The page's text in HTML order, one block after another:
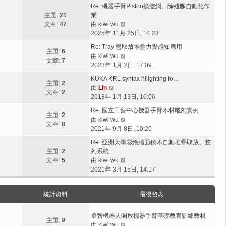
後
主題: 21
文章: 47
Re: 機器手臂Piston換濾網、除殘膠自動化作
業
由 kiwi wu
視
後
表
2025年 11月 25日, 14:23
主題: 6
文章: 7
Re: Tray 盤取放堆疊力覺感知應用
由 kiwi wu
視
後
表
2023年 1月 2日, 17:09
主題: 2
文章: 2
KUKA KRL syntax hilighting fo…
由 Lin
視
後
發
表
2018年 1月 13日, 16:06
主題: 2
文章: 8
Re: 國立工藝中心機器手臂木材雕刻實例
由 kiwi wu
視
後
2021年 9月 8日, 10:20
主題: 2
文章: 5
Re: 亞洲大學彩繪牆面積木自動堆疊取放、整
列系統
由 kiwi wu
視
最
後
表
2021年 3月 15日, 14:17
統計資料 最後發表
主題: 9
卓智機器人開放機器手臂基礎教育訓練教材